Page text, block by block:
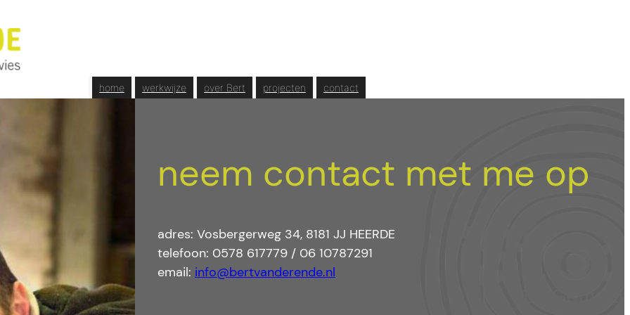
home werkwijze over Bert projecten contact
neem contact met me op
adres: Vosbergerweg 34, 8181 JJ HEERDE
telefoon: 0578 617779 / 06 10787291
email: info@bertvanderende.nl